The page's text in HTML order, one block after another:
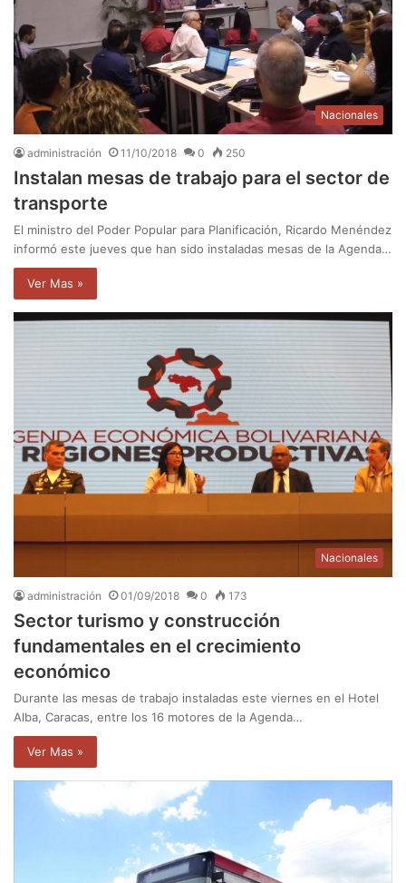
Nacionales
administración 11/10/2018 0 250
Instalan mesas de trabajo para el sector de
transporte
El ministro del Poder Popular para Planificación, Ricardo Menéndez
informó este jueves que han sido instaladas mesas de la Agenda…
Ver Mas »
Nacionales
administración 01/09/2018 0 173
Sector turismo y construcción
fundamentales en el crecimiento
económico
Durante las mesas de trabajo instaladas este viernes en el Hotel
Alba, Caracas, entre los 16 motores de la Agenda…
Ver Mas »